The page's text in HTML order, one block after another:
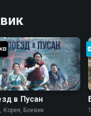
в Пусан
Корея, Боевик